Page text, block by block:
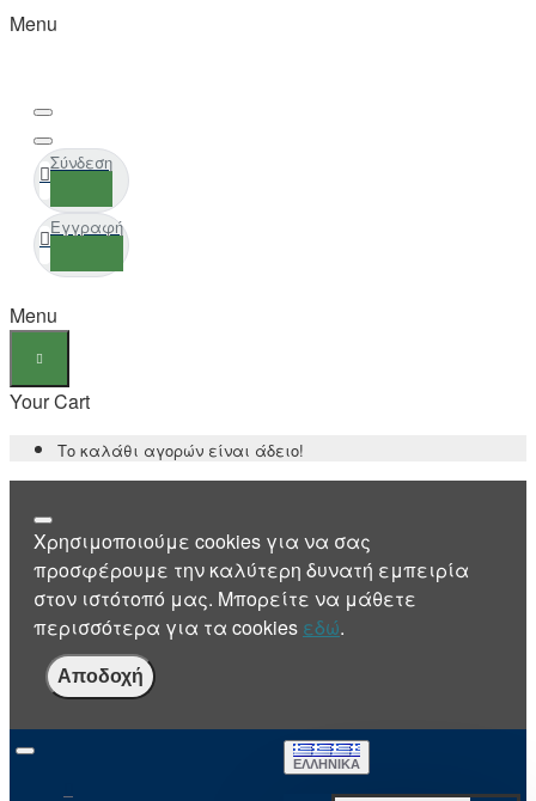
Menu
Σύνδεση
Εγγραφή
Menu
Your Cart
Το καλάθι αγορών είναι άδειο!
Χρησιμοποιούμε cookies για να σας
προσφέρουμε την καλύτερη δυνατή εμπειρία
στον ιστότοπό μας. Μπορείτε να μάθετε
περισσότερα για τα cookies εδώ.
Αποδοχή
ΕΛΛΗΝΙΚΆ